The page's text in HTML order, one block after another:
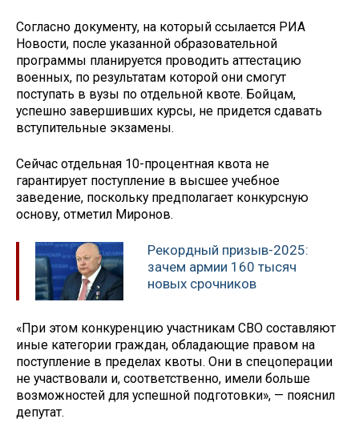
Согласно документу, на который ссылается РИА
Новости, после указанной образовательной
программы планируется проводить аттестацию
военных, по результатам которой они смогут
поступать в вузы по отдельной квоте. Бойцам,
успешно завершивших курсы, не придется сдавать
вступительные экзамены.
Сейчас отдельная 10-процентная квота не
гарантирует поступление в высшее учебное
заведение, поскольку предполагает конкурсную
основу, отметил Миронов.
Рекордный призыв-2025:
зачем армии 160 тысяч
новых срочников
«При этом конкуренцию участникам СВО составляют
иные категории граждан, обладающие правом на
поступление в пределах квоты. Они в спецоперации
не участвовали и, соответственно, имели больше
возможностей для успешной подготовки», — пояснил
депутат.